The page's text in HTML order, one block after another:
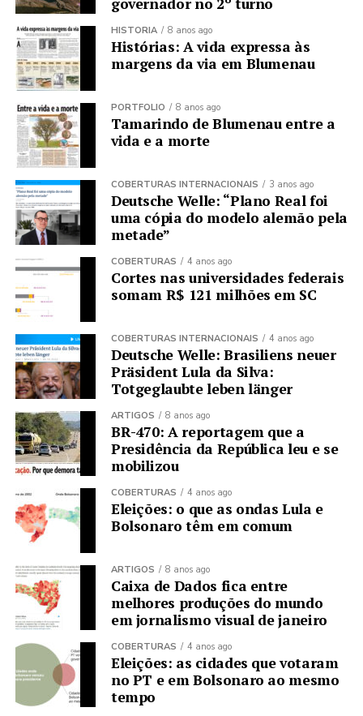
HISTÓRIA 8 anos ago
Histórias: A vida expressa às
margens da via em Blumenau
PORTFÓLIO 8 anos ago
Tamarindo de Blumenau entre a
vida e a morte
COBERTURAS INTERNACIONAIS 3 anos ago
Deutsche Welle: “Plano Real foi
uma cópia do modelo alemão pela
metade”
COBERTURAS 4 anos ago
Cortes nas universidades federais
somam R$ 121 milhões em SC
COBERTURAS INTERNACIONAIS 4 anos ago
Deutsche Welle: Brasiliens neuer
Präsident Lula da Silva:
Totgeglaubte leben länger
ARTIGOS 8 anos ago
BR-470: A reportagem que a
Presidência da República leu e se
mobilizou
COBERTURAS 4 anos ago
Eleições: o que as ondas Lula e
Bolsonaro têm em comum
ARTIGOS 8 anos ago
Caixa de Dados fica entre
melhores produções do mundo
em jornalismo visual de janeiro
COBERTURAS 4 anos ago
Eleições: as cidades que votaram
no PT e em Bolsonaro ao mesmo
tempo